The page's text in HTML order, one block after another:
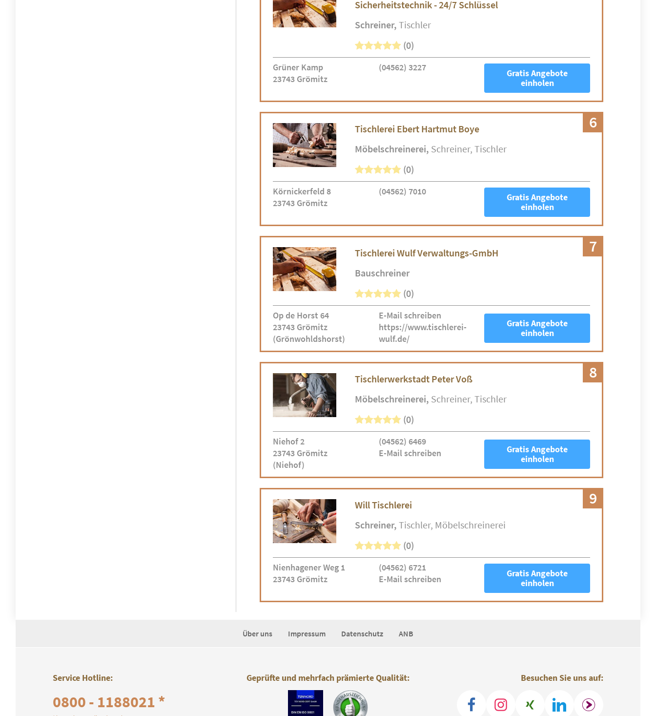
Sicherheitstechnik - 24/7 Schlüssel
Schreiner Tischler
(0)
Grüner Kamp
23743 Grömitz
(04562) 3227
Gratis Angebote
einholen
6
Tischlerei Ebert Hartmut Boye
Möbelschreinerei Schreiner Tischler
(0)
Körnickerfeld 8
23743 Grömitz
(04562) 7010
Gratis Angebote
einholen
7
Tischlerei Wulf Verwaltungs-GmbH
Bauschreiner
(0)
Op de Horst 64
23743 Grömitz
(Grönwohldshorst)
E-Mail schreiben
https://www.tischlerei-
wulf.de/
Gratis Angebote
einholen
8
Tischlerwerkstadt Peter Voß
Möbelschreinerei Schreiner Tischler
(0)
Niehof 2
23743 Grömitz
(Niehof)
(04562) 6469
E-Mail schreiben
Gratis Angebote
einholen
9
Will Tischlerei
Schreiner Tischler Möbelschreinerei
(0)
Nienhagener Weg 1
23743 Grömitz
(04562) 6721
E-Mail schreiben
Gratis Angebote
einholen
Über uns Impressum Datenschutz ANB
Service Hotline:
0800 - 1188021 *
Besuchen Sie uns auf:
Geprüfte und mehrfach prämierte Qualität: